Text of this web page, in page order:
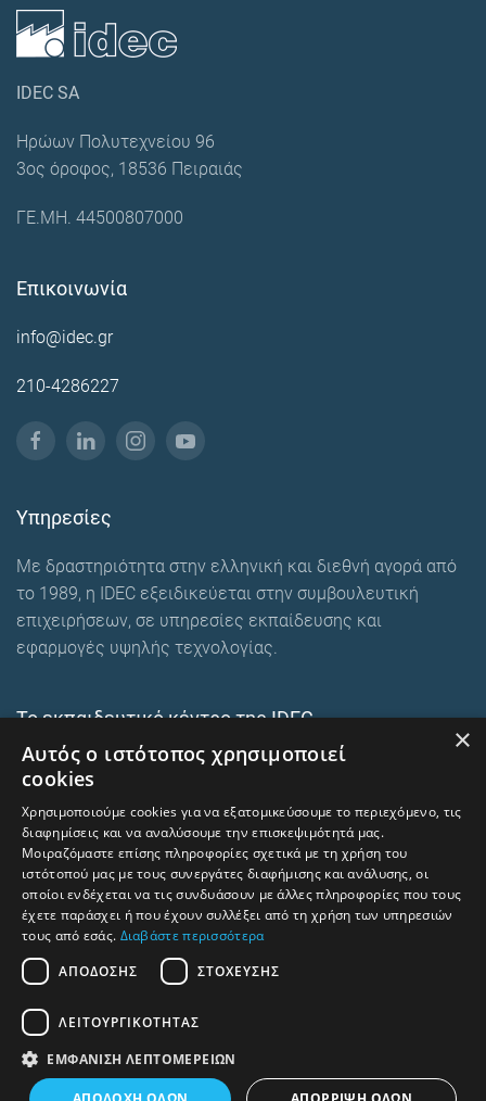
IDEC SA
Ηρώων Πολυτεχνείου 96
3ος όροφος, 18536 Πειραιάς
ΓΕ.ΜΗ. 44500807000
Επικοινωνία
info@idec.gr
210-4286227
Υπηρεσίες
Με δραστηριότητα στην ελληνική και διεθνή αγορά από
το 1989, η IDEC εξειδικεύεται στην συμβουλευτική
επιχειρήσεων, σε υπηρεσίες εκπαίδευσης και
εφαρμογές υψηλής τεχνολογίας.
Το εκπαιδευτικό κέντρο της IDEC
Ευρωπαϊκά εκπαιδευτικά προγράμματα
Ενδοεταιρικά σεμινάρια
trainingcentre.gr
Όροι χρήσης – Προστασία προσωπικών δεδομένων
×
Αυτός ο ιστότοπος χρησιμοποιεί
cookies
Χρησιμοποιούμε cookies για να εξατομικεύσουμε το περιεχόμενο, τις
διαφημίσεις και να αναλύσουμε την επισκεψιμότητά μας.
Μοιραζόμαστε επίσης πληροφορίες σχετικά με τη χρήση του
ιστότοπού μας με τους συνεργάτες διαφήμισης και ανάλυσης, οι
οποίοι ενδέχεται να τις συνδυάσουν με άλλες πληροφορίες που τους
έχετε παράσχει ή που έχουν συλλέξει από τη χρήση των υπηρεσιών
τους από εσάς. Διαβάστε περισσότερα
ΑΠΌΔΟΣΗΣ
ΣΤΌΧΕΥΣΗΣ
ΛΕΙΤΟΥΡΓΙΚΌΤΗΤΑΣ
ΕΜΦΆΝΙΣΗ ΛΕΠΤΟΜΕΡΕΙΏΝ